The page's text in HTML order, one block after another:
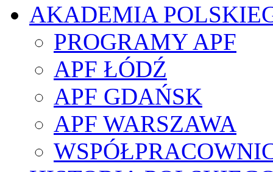
AKADEMIA
PROGRAMY APF
APF ŁÓDŹ
APF GDAŃSK
APF WARSZAWA